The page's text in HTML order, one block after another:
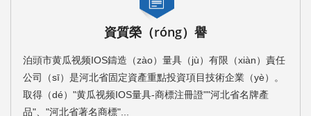
資質榮（róng）譽
泊頭市黄瓜视频IOS鑄造（zào）量具（jù）有限（xiàn）責任
公司（sī）是河北省固定資產重點投資項目技術企業（yè）。
取得（dé）"黄瓜视频IOS量具-商標注冊證""河北省名牌產
品"、"河北省著名商標"...